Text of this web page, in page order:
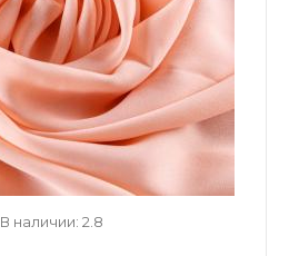
В наличии: 2.8